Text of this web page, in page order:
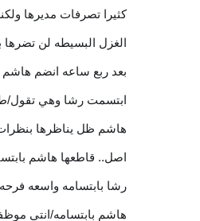
كثيرا تصرفات مديرها
الغزل البسيطه لن تضرها
بعد ربع ساعه انضم
ابتسمت رشا وهي
هاشم ظل يناظرها
اصل.. قاطعها هاشم
رشا بابتسامه واسعه
هاشم بابتسامه/انتي